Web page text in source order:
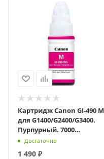
Картридж Canon GI-490 M
для G1400/G2400/G3400.
Пурпурный. 7000
страниц.
Достаточно
1 490 ₽